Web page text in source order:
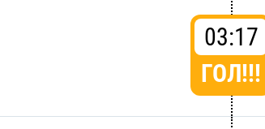
03:17
ГОЛ!!!